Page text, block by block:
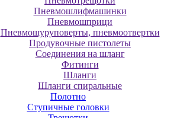
Пневмошлифмашинки
Пневмошприци
Пневмошуруповерты, пневмоотвертки
Продувочные пистолеты
Соединения на шланг
Фитинги
Шланги
Шланги спиральные
Полотно
Ступичные головки